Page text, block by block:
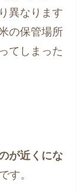
異なります
の保管場所
てしまった
が近くにな
す。